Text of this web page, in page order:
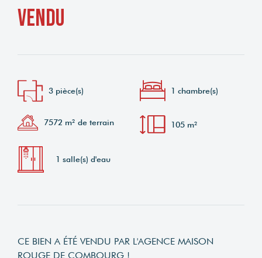
vendu
3 pièce(s) 1 chambre(s)
7572 m² de terrain 105 m²
1 salle(s) d'eau
CE BIEN A ÉTÉ VENDU PAR L'AGENCE MAISON
ROUGE DE COMBOURG !